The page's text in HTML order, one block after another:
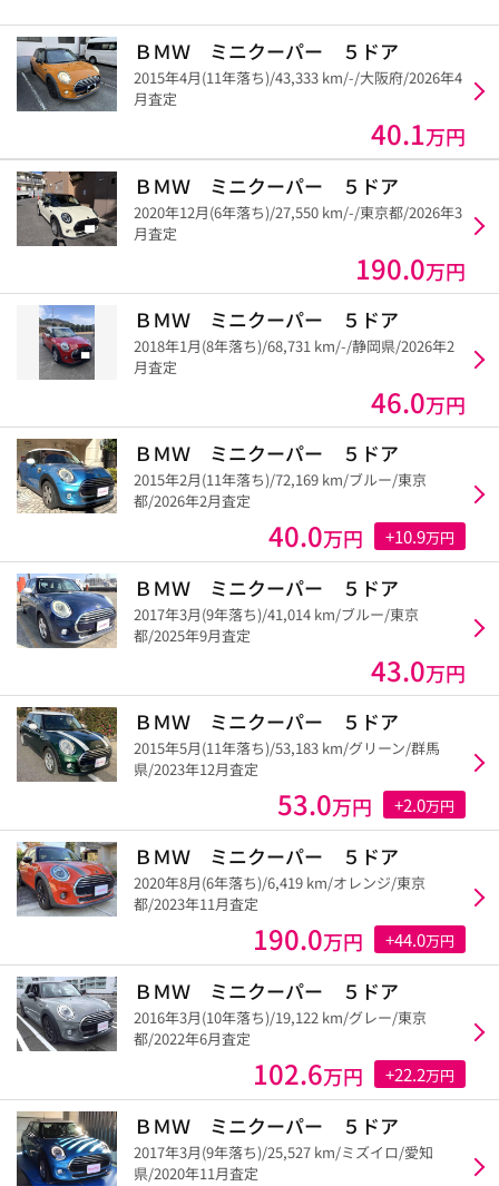
ＢＭＷ ミニクーパー ５ドア
2015年4月(11年落ち)/43,333 km/-/大阪府/2026年4
月査定
40.1万円
ＢＭＷ ミニクーパー ５ドア
2020年12月(6年落ち)/27,550 km/-/東京都/2026年3
月査定
190.0万円
ＢＭＷ ミニクーパー ５ドア
2018年1月(8年落ち)/68,731 km/-/静岡県/2026年2
月査定
46.0万円
ＢＭＷ ミニクーパー ５ドア
2015年2月(11年落ち)/72,169 km/ブルー/東京
都/2026年2月査定
40.0万円 +10.9万円
ＢＭＷ ミニクーパー ５ドア
2017年3月(9年落ち)/41,014 km/ブルー/東京
都/2025年9月査定
43.0万円
ＢＭＷ ミニクーパー ５ドア
2015年5月(11年落ち)/53,183 km/グリーン/群馬
県/2023年12月査定
53.0万円 +2.0万円
ＢＭＷ ミニクーパー ５ドア
2020年8月(6年落ち)/6,419 km/オレンジ/東京
都/2023年11月査定
190.0万円 +44.0万円
ＢＭＷ ミニクーパー ５ドア
2016年3月(10年落ち)/19,122 km/グレー/東京
都/2022年6月査定
102.6万円 +22.2万円
ＢＭＷ ミニクーパー ５ドア
2017年3月(9年落ち)/25,527 km/ミズイロ/愛知
県/2020年11月査定